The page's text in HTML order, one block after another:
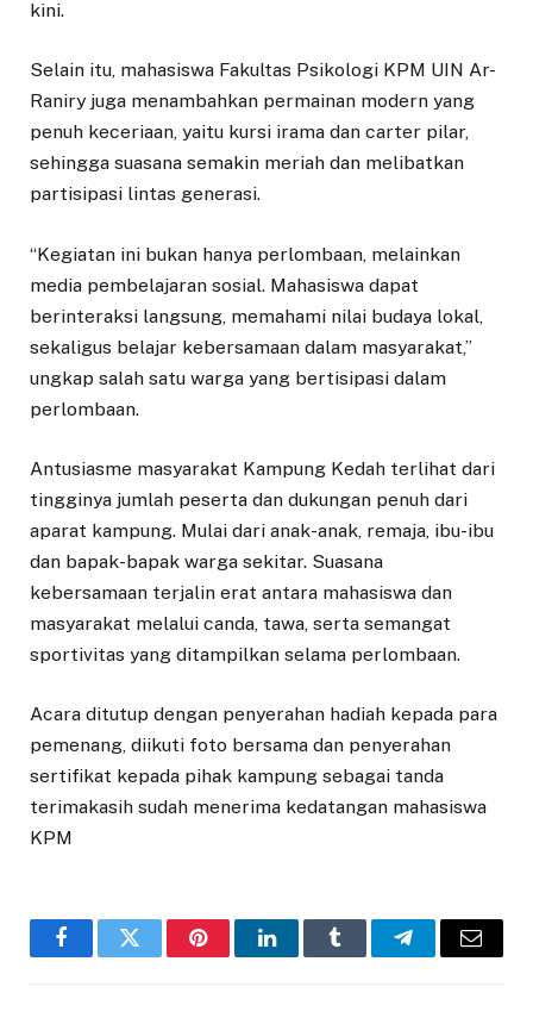
kini.
Selain itu, mahasiswa Fakultas Psikologi KPM UIN Ar-
Raniry juga menambahkan permainan modern yang
penuh keceriaan, yaitu kursi irama dan carter pilar,
sehingga suasana semakin meriah dan melibatkan
partisipasi lintas generasi.
“Kegiatan ini bukan hanya perlombaan, melainkan
media pembelajaran sosial. Mahasiswa dapat
berinteraksi langsung, memahami nilai budaya lokal,
sekaligus belajar kebersamaan dalam masyarakat,”
ungkap salah satu warga yang bertisipasi dalam
perlombaan.
Antusiasme masyarakat Kampung Kedah terlihat dari
tingginya jumlah peserta dan dukungan penuh dari
aparat kampung. Mulai dari anak-anak, remaja, ibu-ibu
dan bapak-bapak warga sekitar. Suasana
kebersamaan terjalin erat antara mahasiswa dan
masyarakat melalui canda, tawa, serta semangat
sportivitas yang ditampilkan selama perlombaan.
Acara ditutup dengan penyerahan hadiah kepada para
pemenang, diikuti foto bersama dan penyerahan
sertifikat kepada pihak kampung sebagai tanda
terimakasih sudah menerima kedatangan mahasiswa
KPM
FacebookTwitter PinterestLinkedInTumblr TelegramEmail